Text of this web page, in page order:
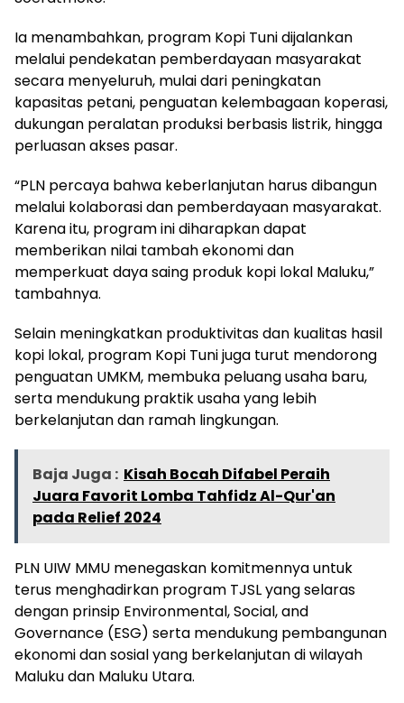
Ia menambahkan, program Kopi Tuni dijalankan
melalui pendekatan pemberdayaan masyarakat
secara menyeluruh, mulai dari peningkatan
kapasitas petani, penguatan kelembagaan koperasi,
dukungan peralatan produksi berbasis listrik, hingga
perluasan akses pasar.
“PLN percaya bahwa keberlanjutan harus dibangun
melalui kolaborasi dan pemberdayaan masyarakat.
Karena itu, program ini diharapkan dapat
memberikan nilai tambah ekonomi dan
memperkuat daya saing produk kopi lokal Maluku,”
tambahnya.
Selain meningkatkan produktivitas dan kualitas hasil
kopi lokal, program Kopi Tuni juga turut mendorong
penguatan UMKM, membuka peluang usaha baru,
serta mendukung praktik usaha yang lebih
berkelanjutan dan ramah lingkungan.
Baja Juga : Kisah Bocah Difabel Peraih
Juara Favorit Lomba Tahfidz Al-Qur'an
pada Relief 2024
PLN UIW MMU menegaskan komitmennya untuk
terus menghadirkan program TJSL yang selaras
dengan prinsip Environmental, Social, and
Governance (ESG) serta mendukung pembangunan
ekonomi dan sosial yang berkelanjutan di wilayah
Maluku dan Maluku Utara.